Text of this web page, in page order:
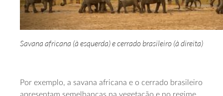
Savana africana (à esquerda) e cerrado brasileiro (à direita)
Por exemplo, a savana africana e o cerrado brasileiro
apresentam semelhanças na vegetação e no regime